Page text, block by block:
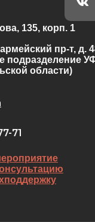
135, корп. 1
пр-т, д.
подразделение
области)
71